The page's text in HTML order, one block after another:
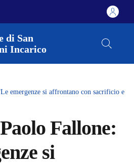
di San
Incarico
emergenze si affrontano con sacrificio e
Fallone:
si